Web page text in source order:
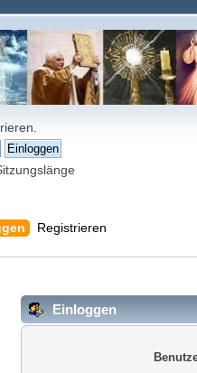
Registrieren
Einloggen